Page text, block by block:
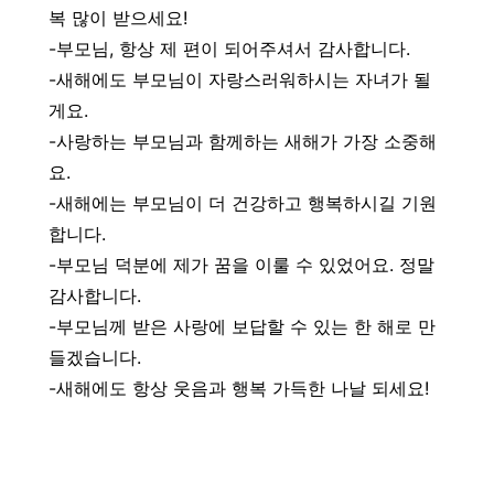
복 많이 받으세요!
-부모님, 항상 제 편이 되어주셔서 감사합니다.
-새해에도 부모님이 자랑스러워하시는 자녀가 될
게요.
-사랑하는 부모님과 함께하는 새해가 가장 소중해
요.
-새해에는 부모님이 더 건강하고 행복하시길 기원
합니다.
-부모님 덕분에 제가 꿈을 이룰 수 있었어요. 정말
감사합니다.
-부모님께 받은 사랑에 보답할 수 있는 한 해로 만
들겠습니다.
-새해에도 항상 웃음과 행복 가득한 나날 되세요!